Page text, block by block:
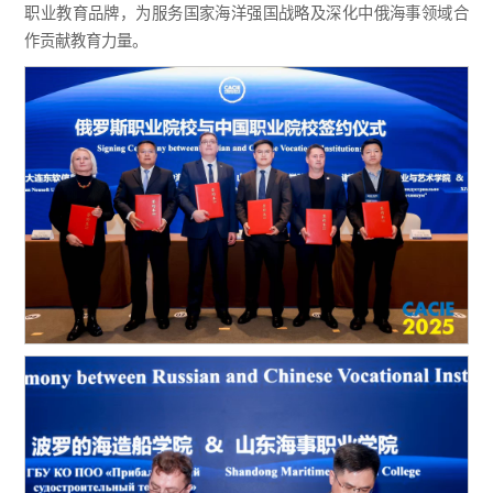
职业教育品牌，为服务国家海洋强国战略及深化中俄海事领域合
作贡献教育力量。